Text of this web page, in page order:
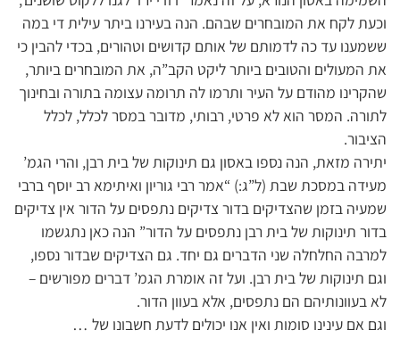
וכעת לקח את המובחרים שבהם. הנה בעירנו ביתר עילית די במה
ששמענו עד כה לדמותם של אותם קדושים וטהורים, בכדי להבין כי
את המעולים והטובים ביותר ליקט הקב”ה, את המובחרים ביותר,
שהקרינו מהודם על העיר ותרמו לה תרומה עצומה בתורה ובחינוך
לתורה. המסר הוא לא פרטי, רבותי, מדובר במסר לכלל, לכלל
הציבור.
יתירה מזאת, הנה נספו באסון גם תינוקות של בית רבן, והרי הגמ’
מעידה במסכת שבת (ל”ג:) “אמר רבי גוריון ואיתימא רב יוסף ברבי
שמעיה בזמן שהצדיקים בדור צדיקים נתפסים על הדור אין צדיקים
בדור תינוקות של בית רבן נתפסים על הדור” הנה כאן נתגשמו
למרבה החלחלה שני הדברים גם יחד. גם הצדיקים שבדור נספו,
וגם תינוקות של בית רבן. ועל זה אומרת הגמ’ דברים מפורשים –
לא בעוונותיהם הם נתפסים, אלא בעוון הדור.
וגם אם עינינו סומות ואין אנו יכולים לדעת חשבונו של …